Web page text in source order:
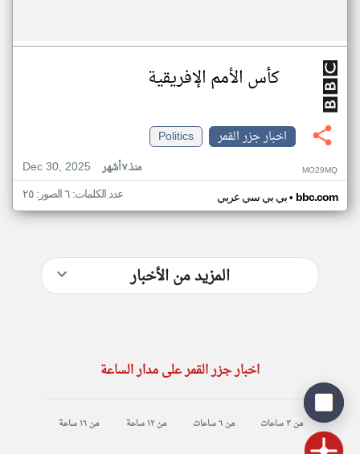
كأس الأمم الإفريقية
اخبار جزر القمر
Politics
Dec 30, 2025
منذ ٧ أشهر MO29MQ
بي بي سي عربي• bbc.com عدد الكلمات: ٦ الصور: ٢٥
المزيد من الأخبار
اخبار جزر القمر على مدار الساعة
من ٣ ساعات من ٦ ساعات من ١٢ ساعة من ١٦ ساعة